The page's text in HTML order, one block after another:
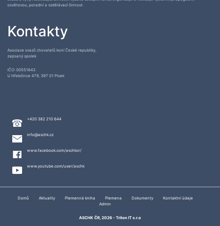
osvětovou, poradní a vzdělávací činnost.
Kontakty
Asociace svazů chovatelů koní České republiky,
zapsaný spolek
IČO: 00551643
U Hřebčince 479, 397 01 Písek
+420 382 210 644
info@aschk.cz
www.facebook.com/aschkcr/
www.youtube.com/user/aschk
Domů Aktuality Plemenná kniha Plemena Dokumenty
Kontaktní údaje
Admin
ASCHK ČR, 2026 - Triton IT s.r.o